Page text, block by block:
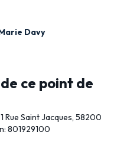
Davy
ce point de
Rue Saint Jacques, 58200
801929100